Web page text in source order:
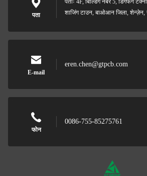
पता
पताः 4F, बिल्डिंग नंबर 5, डिंगफेंग
शाजिंग टाउन, बाओआन जिला, शेन्ज़ेन,
E-mail
eren.chen@gtpcb.com
फोन
0086-755-85275761